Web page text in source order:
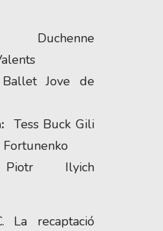
Duchenne
Ballet Jove de
Tess Buck Gili
Ilyich
La recaptació